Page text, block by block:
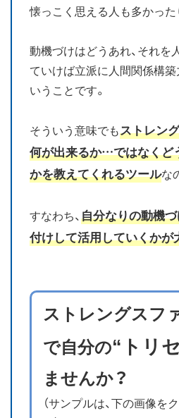
懐っこく思える人も多かった
動機づけはどうあれ、それを
ていけば立派に人間関係構
いうことです。
そういう意味でもストレン
何が出来るか…ではなくど
かを教えてくれるツールな
すなわち、自分なりの動機
付けして活用していくかが
ストレングスフ
で自分の“トリ
ませんか？
（サンプルは、下の画像を